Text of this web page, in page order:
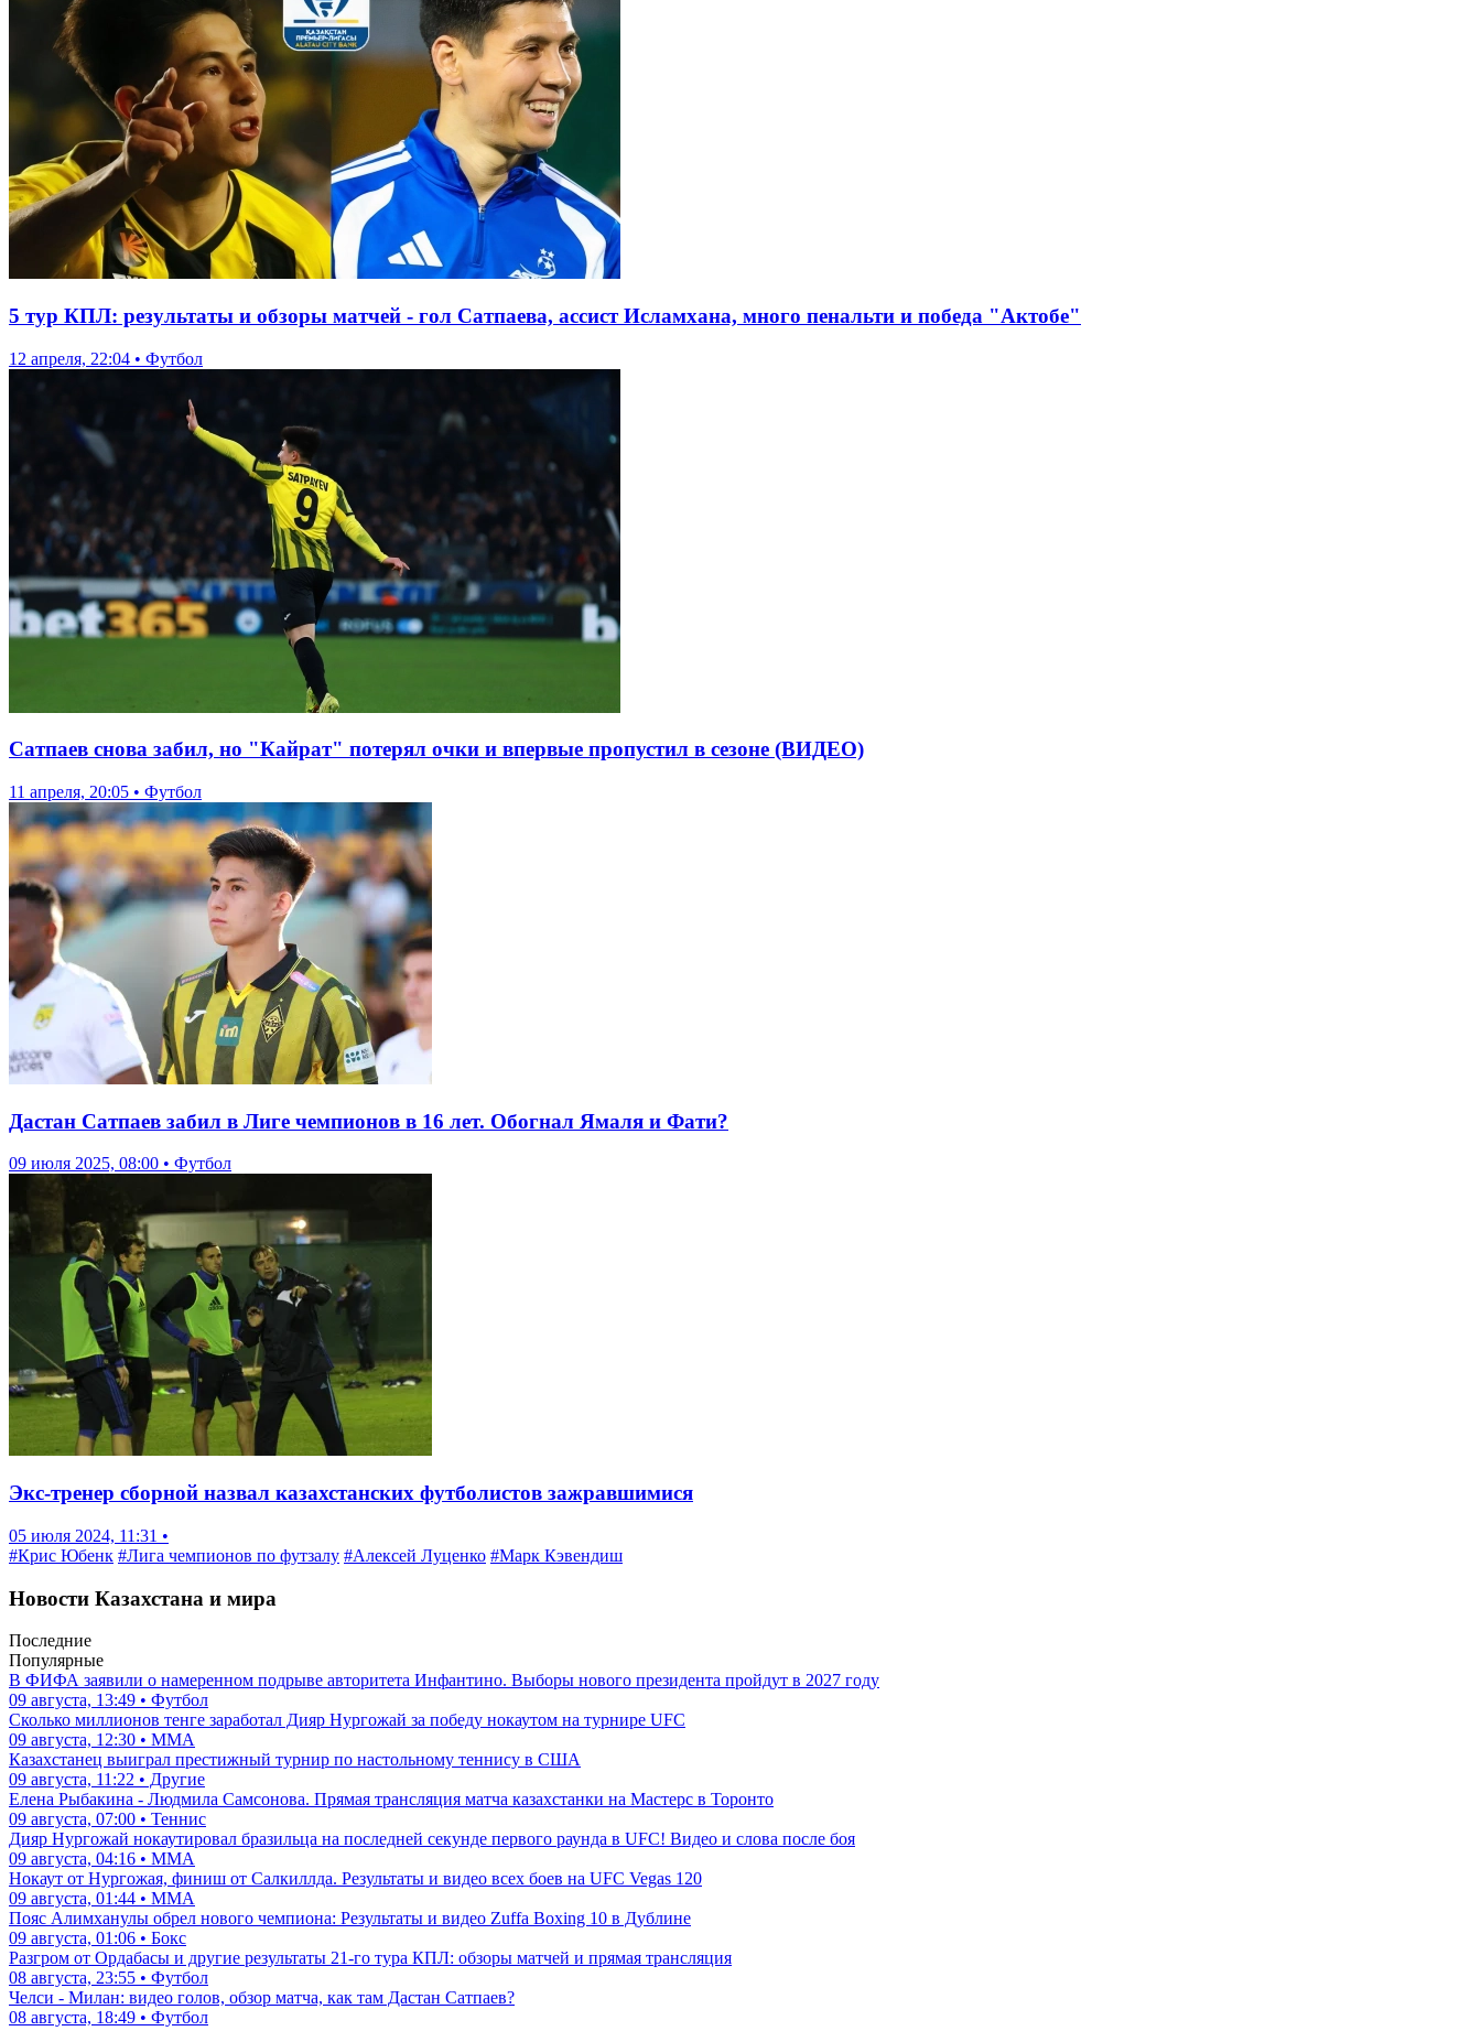
5 тур КПЛ: результаты и обзоры матчей - гол Сатпаева, ассист Исламхана, много пенальти и победа "Актобе"
12 апреля, 22:04 • Футбол
Сатпаев снова забил, но "Кайрат" потерял очки и впервые пропустил в сезоне (ВИДЕО)
11 апреля, 20:05 • Футбол
Дастан Сатпаев забил в Лиге чемпионов в 16 лет. Обогнал Ямаля и Фати?
09 июля 2025, 08:00 • Футбол
Экс-тренер сборной назвал казахстанских футболистов зажравшимися
05 июля 2024, 11:31 •
#Крис Юбенк #Лига чемпионов по футзалу #Алексей Луценко #Марк Кэвендиш
Новости Казахстана и мира
Последние
Популярные
В ФИФА заявили о намеренном подрыве авторитета Инфантино. Выборы нового президента пройдут в 2027 году
09 августа, 13:49 • Футбол
Сколько миллионов тенге заработал Дияр Нургожай за победу нокаутом на турнире UFC
09 августа, 12:30 • ММА
Казахстанец выиграл престижный турнир по настольному теннису в США
09 августа, 11:22 • Другие
Елена Рыбакина - Людмила Самсонова. Прямая трансляция матча казахстанки на Мастерс в Торонто
09 августа, 07:00 • Теннис
Дияр Нургожай нокаутировал бразильца на последней секунде первого раунда в UFC! Видео и слова после боя
09 августа, 04:16 • ММА
Нокаут от Нургожая, финиш от Салкиллда. Результаты и видео всех боев на UFC Vegas 120
09 августа, 01:44 • ММА
Пояс Алимханулы обрел нового чемпиона: Результаты и видео Zuffa Boxing 10 в Дублине
09 августа, 01:06 • Бокс
Разгром от Ордабасы и другие результаты 21-го тура КПЛ: обзоры матчей и прямая трансляция
08 августа, 23:55 • Футбол
Челси - Милан: видео голов, обзор матча, как там Дастан Сатпаев?
08 августа, 18:49 • Футбол